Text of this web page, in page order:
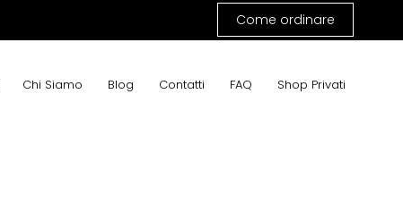
Come ordinare
Chi Siamo Blog Contatti FAQ Shop Privati